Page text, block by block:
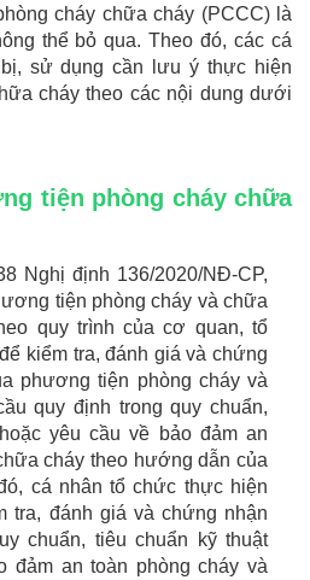
cháy chữa cháy (PCCC) là
thể bỏ qua. Theo đó, các cá
sử dụng cần lưu ý thực hiện
cháy theo các nội dung dưới
tiện phòng cháy chữa
Nghị định 136/2020/NĐ-CP,
tiện phòng cháy và chữa
quy trình của cơ quan, tổ
kiểm tra, đánh giá và chứng
phương tiện phòng cháy và
quy định trong quy chuẩn,
yêu cầu về bảo đảm an
cháy theo hướng dẫn của
cá nhân tổ chức thực hiện
tra, đánh giá và chứng nhận
chuẩn, tiêu chuẩn kỹ thuật
đảm an toàn phòng cháy và